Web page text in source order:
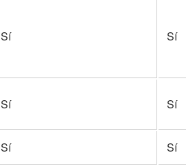
Sí Sí
Sí Sí
Sí Sí